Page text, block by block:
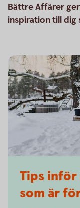
Bättre Affärer
inspiration till dig
Tips
som är